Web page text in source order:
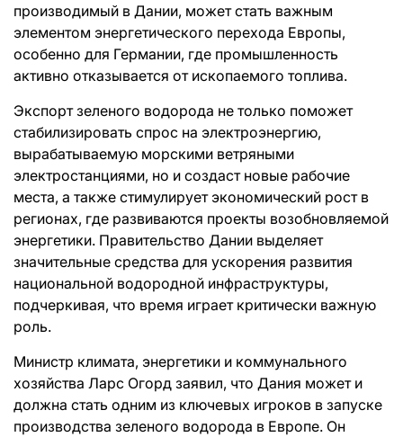
производимый в Дании, может стать важным
элементом энергетического перехода Европы,
особенно для Германии, где промышленность
активно отказывается от ископаемого топлива.
Экспорт зеленого водорода не только поможет
стабилизировать спрос на электроэнергию,
вырабатываемую морскими ветряными
электростанциями, но и создаст новые рабочие
места, а также стимулирует экономический рост в
регионах, где развиваются проекты возобновляемой
энергетики. Правительство Дании выделяет
значительные средства для ускорения развития
национальной водородной инфраструктуры,
подчеркивая, что время играет критически важную
роль.
Министр климата, энергетики и коммунального
хозяйства Ларс Огорд заявил, что Дания может и
должна стать одним из ключевых игроков в запуске
производства зеленого водорода в Европе. Он